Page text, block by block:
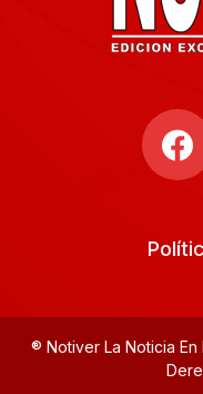
® Notiver La Noticia